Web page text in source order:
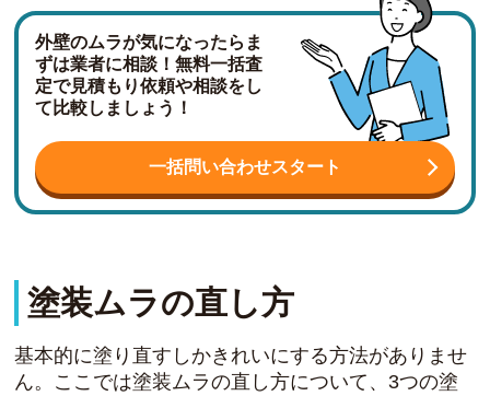
外壁のムラが気になったらま
ずは業者に相談！無料一括査
定で見積もり依頼や相談をし
て比較しましょう！
一括問い合わせスタート
塗装ムラの直し方
基本的に塗り直すしかきれいにする方法がありませ
ん。ここでは塗装ムラの直し方について、3つの塗